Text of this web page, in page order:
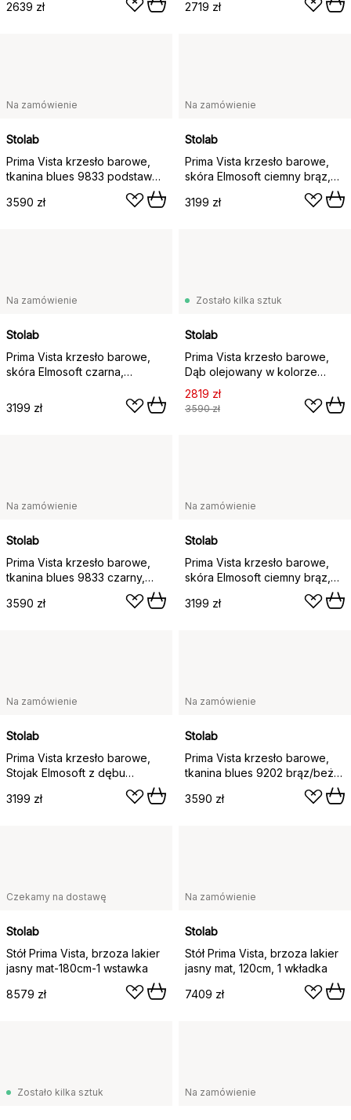
brzozy, 65 cm
2639 zł
stojak brzozowy
2719 zł
Na zamówienie
Stolab
Prima Vista krzesło barowe,
tkanina blues 9833 podstawa
olejowanego dębu
3590 zł
Na zamówienie
Stolab
Prima Vista krzesło barowe,
skóra Elmosoft ciemny brąz,
podstawa dąb naturalny
olejowany
3199 zł
Na zamówienie
Stolab
Prima Vista krzesło barowe,
skóra Elmosoft czarna,
olejowany, 65 cm
3199 zł
Zostało kilka sztuk
Stolab
Prima Vista krzesło barowe,
Dąb olejowany w kolorze
brązowym/beżowym
2819 zł
3590 zł
Na zamówienie
Stolab
Prima Vista krzesło barowe,
tkanina blues 9833 czarny,
olejowanego dębu
3590 zł
Na zamówienie
Stolab
Prima Vista krzesło barowe,
skóra Elmosoft ciemny brąz,
3199 zł
Na zamówienie
Stolab
Prima Vista krzesło barowe,
Stojak Elmosoft z dębu
olejowanego czarno-białego
3199 zł
Na zamówienie
Stolab
Prima Vista krzesło barowe,
tkanina blues 9202 brąz/beż,
3590 zł
Czekamy na dostawę
Stolab
Stół Prima Vista, brzoza lakier
jasny mat-180cm-1 wstawka
8579 zł
Na zamówienie
Stolab
Stół Prima Vista, brzoza lakier
jasny mat, 120cm, 1 wkładka
7409 zł
Zostało kilka sztuk Na zamówienie